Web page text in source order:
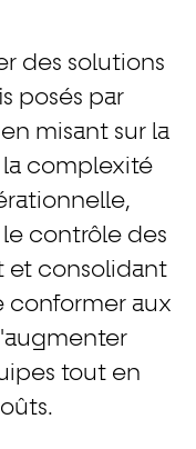
des solutions
posés par
misant sur la
complexité
contrôle des
et consolidant
conformer aux
tout en